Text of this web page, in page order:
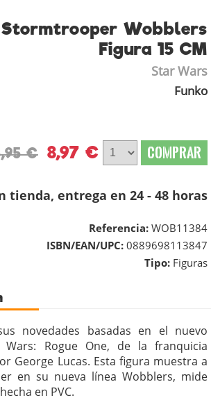
Wobblers
Figura 15 CM
Star Wars
Funko
€ 8,97 € COMPRAR
tienda, entrega en 24 - 48 horas
Referencia: WOB11384
ISBN/EAN/UPC: 0889698113847
Tipo: Figuras
novedades basadas en el nuevo
Rogue One, de la franquicia
George Lucas. Esta figura muestra a
en su nueva línea Wobblers, mide
en PVC.